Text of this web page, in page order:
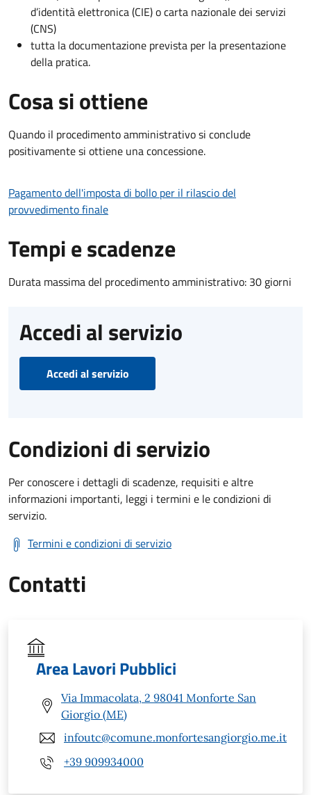
d’identità elettronica (CIE) o carta nazionale dei servizi
(CNS)
tutta la documentazione prevista per la presentazione
della pratica.
Cosa si ottiene
Quando il procedimento amministrativo si conclude
positivamente si ottiene una concessione.
Pagamento dell'imposta di bollo per il rilascio del
provvedimento finale
Tempi e scadenze
Durata massima del procedimento amministrativo: 30 giorni
Accedi al servizio
Accedi al servizio
Condizioni di servizio
Per conoscere i dettagli di scadenze, requisiti e altre
informazioni importanti, leggi i termini e le condizioni di
servizio.
Termini e condizioni di servizio
Contatti
Area Lavori Pubblici
Via Immacolata, 2 98041 Monforte San
Giorgio (ME)
infoutc@comune.monfortesangiorgio.me.it
+39 909934000